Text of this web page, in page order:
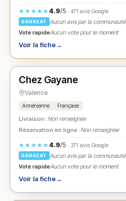
★★★★★4.9/5· 471 avis Google
RANKEAT
Aucun avis par la communauté
Vote rapideAucun vote pour le moment
Voir la fiche→
★ N° 2
Chez Gayane
Valence
Arménienne Française
Livraison :Non renseignée
Réservation en ligne :Non renseignée
★★★★★4.9/5· 371 avis Google
RANKEAT
Aucun avis par la communauté
Vote rapideAucun vote pour le moment
Voir la fiche→